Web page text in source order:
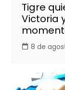
Tigre
Victoria
8 de